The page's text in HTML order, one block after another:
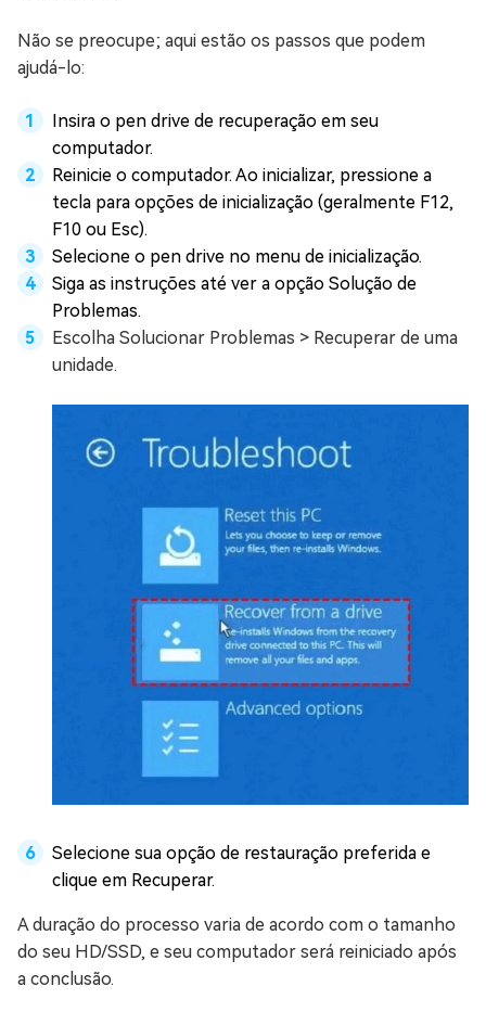
Não se preocupe; aqui estão os passos que podem
ajudá-lo:
Insira o pen drive de recuperação em seu
computador.
Reinicie o computador. Ao inicializar, pressione a
tecla para opções de inicialização (geralmente F12,
F10 ou Esc).
Selecione o pen drive no menu de inicialização.
Siga as instruções até ver a opção Solução de
Problemas.
Escolha Solucionar Problemas > Recuperar de uma
unidade.
Selecione sua opção de restauração preferida e
clique em Recuperar.
A duração do processo varia de acordo com o tamanho
do seu HD/SSD, e seu computador será reiniciado após
a conclusão.